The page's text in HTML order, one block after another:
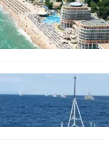
всички водни
флот